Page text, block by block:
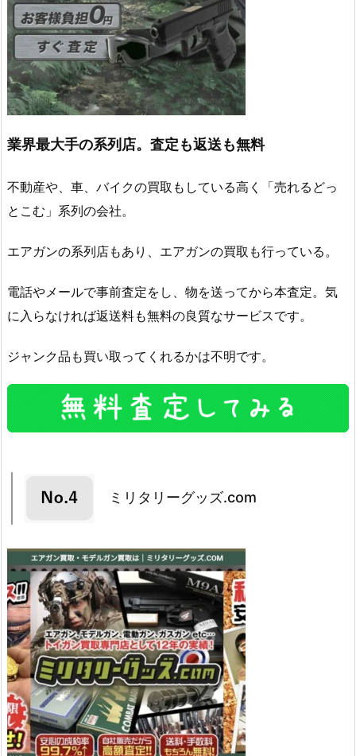
業界最大手の系列店。査定も返送も無料
不動産や、車、バイクの買取もしている高く「売れるどっ
とこむ」系列の会社。
エアガンの系列店もあり、エアガンの買取も行っている。
電話やメールで事前査定をし、物を送ってから本査定。気
に入らなければ返送料も無料の良質なサービスです。
ジャンク品も買い取ってくれるかは不明です。
ミリタリーグッズ.com